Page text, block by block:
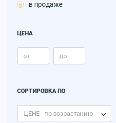
в продаже
ЦЕНА
СОРТИРОВКА ПО